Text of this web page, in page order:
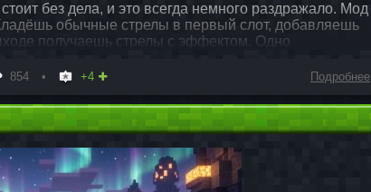
без дела, и это всегда немного раздражало. Мод
обычные стрелы в первый слот, добавляешь
получаешь стрелы с эффектом. Одно
854 +4 Подробнее